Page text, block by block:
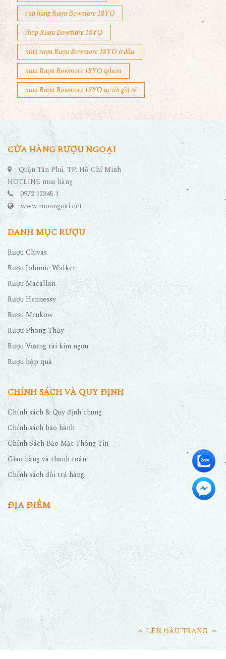
cửa hàng Rượu Bowmore 18YO
shop Rượu Bowmore 18YO
mua rượu Rượu Bowmore 18YO ở đâu
mua Rượu Bowmore 18YO tphcm
mua Rượu Bowmore 18YO uy tín giá rẻ
LÊN ĐẦU TRANG
CỬA HÀNG RƯỢU NGOẠI
Quận Tân Phú, TP. Hồ Chí Minh
HOTLINE mua hàng
0972.12345.1
www.ruoungoai.net
DANH MỤC RƯỢU
Rượu Chivas
Rượu Johnnie Walker
Rượu Macallan
Rượu Hennessy
Rượu Meukow
Rượu Phong Thủy
Rượu Vương tài kim ngưu
Rượu hộp quà
CHÍNH SÁCH VÀ QUY ĐỊNH
Chính sách & Quy định chung
Chính sách bảo hành
Chính Sách Bảo Mật Thông Tin
Giao hàng và thanh toán
Chính sách đổi trả hàng
ĐỊA ĐIỂM